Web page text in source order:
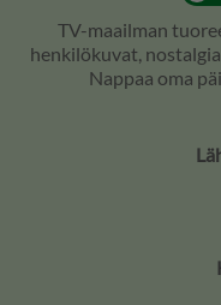
TV-maailman
henkilökuvat,
Nappaa oma